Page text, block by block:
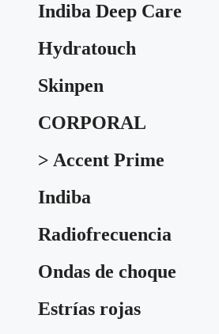
Indiba Deep Care
Hydratouch
Skinpen
CORPORAL
> Accent Prime
Indiba
Radiofrecuencia
Ondas de choque
Estrías rojas